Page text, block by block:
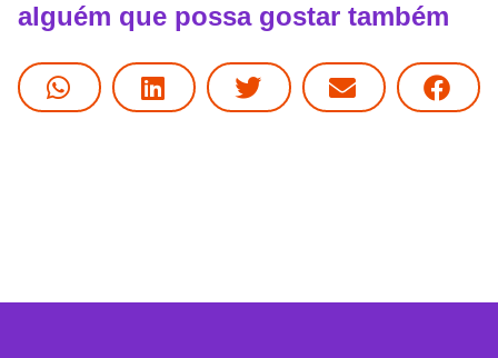
alguém que possa gostar também